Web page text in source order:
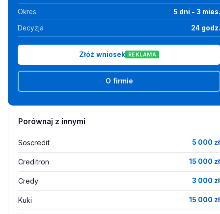
Okres 5 dni - 3 mies.
Decyzja 24 godz.
Złóż wniosek REKLAMA
O firmie
Porównaj z innymi
Soscredit 5 000 zł
Creditron 15 000 zł
Credy 3 000 zł
Kuki 15 000 zł